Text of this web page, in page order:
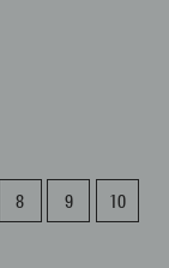
8 9 10